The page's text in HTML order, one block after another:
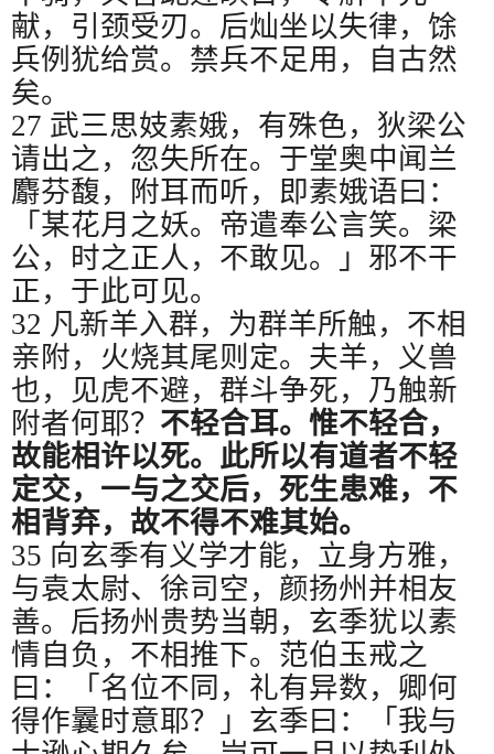
献，引颈受刃。后灿坐以失律，馀
兵例犹给赏。禁兵不足用，自古然
矣。
27 武三思妓素娥，有殊色，狄梁公
请出之，忽失所在。于堂奥中闻兰
麝芬馥，附耳而听，即素娥语曰：
「某花月之妖。帝遣奉公言笑。梁
公，时之正人，不敢见。」邪不干
正，于此可见。
32 凡新羊入群，为群羊所触，不相
亲附，火烧其尾则定。夫羊，义兽
也，见虎不避，群斗争死，乃触新
附者何耶？ 不轻合耳。惟不轻合，
故能相许以死。此所以有道者不轻
定交，一与之交后，死生患难，不
相背弃，故不得不难其始。
35 向玄季有义学才能，立身方雅，
与袁太尉、徐司空，颜扬州并相友
善。后扬州贵势当朝，玄季犹以素
情自负，不相推下。范伯玉戒之
曰：「名位不同，礼有异数，卿何
得作曩时意耶？」玄季曰：「我与